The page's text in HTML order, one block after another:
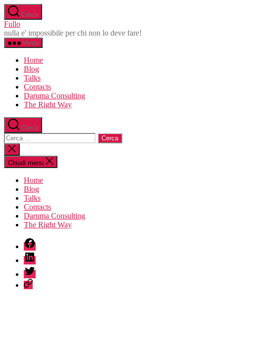
Salta
al
contenuto
Cerca
Fullo
nulla e' impossibile per chi non lo deve fare!
Menu
Home
Blog
Talks
Contacts
Daruma Consulting
The Right Way
Cerca
Cerca:
Chiudi
la
ricerca
Chiudi menu
Home
Blog
Talks
Contacts
Daruma Consulting
The Right Way
fb
linkedin
twitter
sessionize